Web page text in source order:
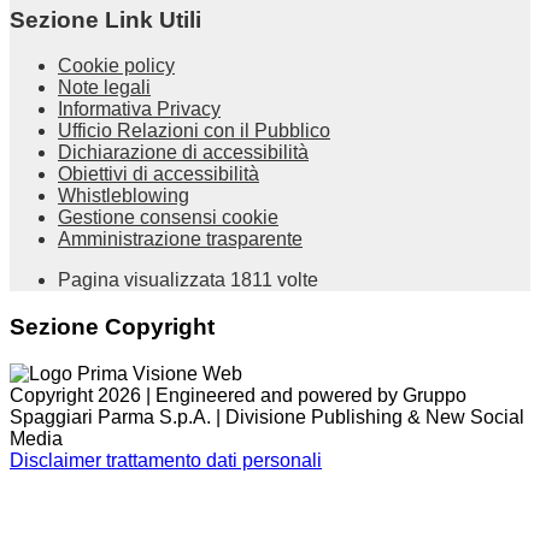
Sezione Link Utili
Cookie policy
Note legali
Informativa Privacy
Ufficio Relazioni con il Pubblico
Dichiarazione di accessibilità
Obiettivi di accessibilità
Whistleblowing
Gestione consensi cookie
Amministrazione trasparente
Pagina visualizzata 1811 volte
Sezione Copyright
Copyright 2026 | Engineered and powered by Gruppo
Spaggiari Parma S.p.A. | Divisione Publishing & New Social
Media
Disclaimer trattamento dati personali